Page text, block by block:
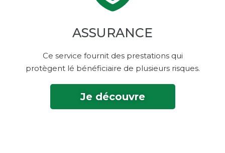
ASSURANCE
Ce service fournit des prestations qui
protègent lé bénéficiaire de plusieurs risques.
Je découvre